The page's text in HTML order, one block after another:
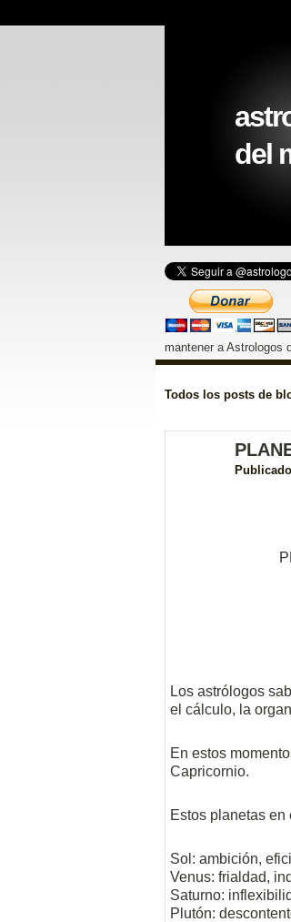
del
mantener a Astrologos
Todos los posts de
Los astrólogos
el cálculo, la
En estos
Capricornio.
Estos planetas
Sol: ambición,
Venus: frialdad,
Saturno:
Plutón: